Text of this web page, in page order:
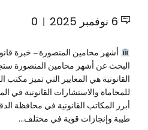
6 نوفمبر 2025 0
أشهر محامين المنصورة – خبرة
البحث عن أشهر محامين المنصورة ستجد
القانونية هي المعايير التي تميز
للمحاماة والاستشارات القانونية في
أبرز المكاتب القانونية في محافظة
طيبة وإنجازات قوية في مختلف...